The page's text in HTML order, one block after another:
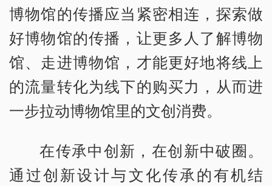
博物馆的传播应当紧密相连，探索做
好博物馆的传播，让更多人了解博物
馆、走进博物馆，才能更好地将线上
的流量转化为线下的购买力，从而进
一步拉动博物馆里的文创消费。
在传承中创新，在创新中破圈。
通过创新设计与文化传承的有机结